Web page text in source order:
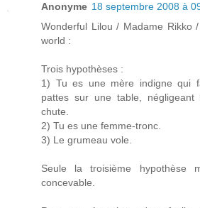
Anonyme 18 septembre 2008 à
Wonderful Lilou / Madame Rikko
world :
Trois hypothèses :
1) Tu es une mère indigne qui
pattes sur une table, négligeant
chute.
2) Tu es une femme-tronc.
3) Le grumeau vole.
Seule la troisième hypothèse
concevable.